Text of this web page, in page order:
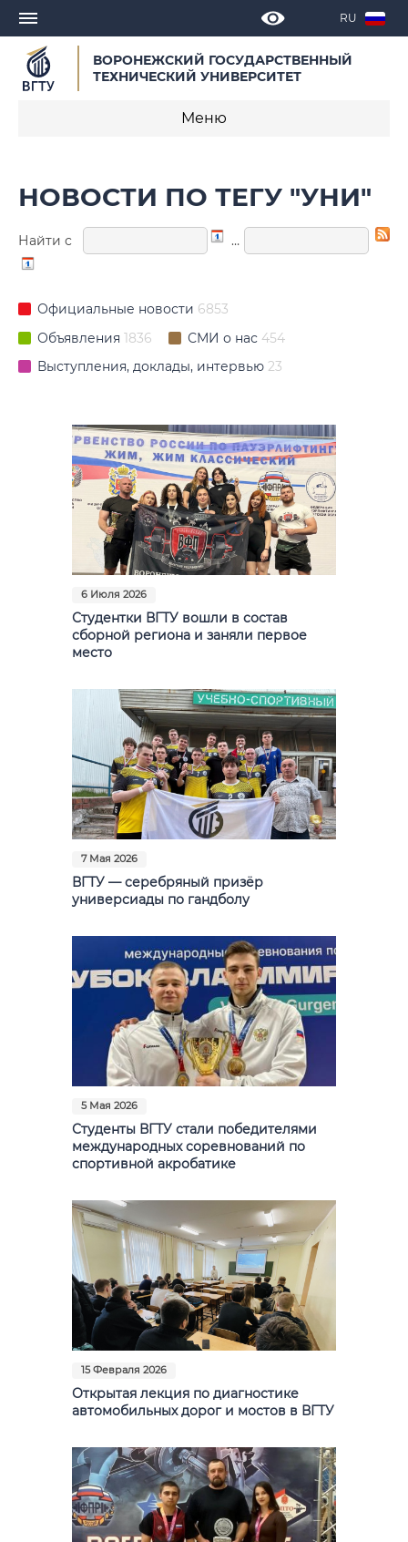
RU
ВОРОНЕЖСКИЙ ГОСУДАРСТВЕННЫЙ
ТЕХНИЧЕСКИЙ УНИВЕРСИТЕТ
Меню
СМИ о нас
Календарь мероприятий
Корпоративные издания
Видео
Анкеты и опросы
Контакты для СМИ
НОВОСТИ ПО ТЕГУ "УНИ"
Найти с …
Официальные новости 6853
Объявления 1836 СМИ о нас 454
Выступления, доклады, интервью 23
6 Июля 2026
Студентки ВГТУ вошли в состав
сборной региона и заняли первое
место
7 Мая 2026
ВГТУ — серебряный призёр
универсиады по гандболу
5 Мая 2026
Студенты ВГТУ стали победителями
международных соревнований по
спортивной акробатике
15 Февраля 2026
Открытая лекция по диагностике
автомобильных дорог и мостов в ВГТУ